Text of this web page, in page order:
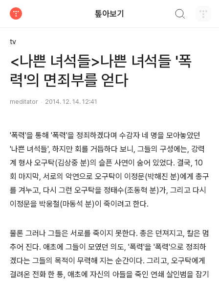
톺아보기
tv
<나쁜 녀석들>나쁜 녀석들 '폭
력'의 면죄부를 얻다
meditator 2014. 12. 14. 12:41
'폭력'을 통해 '폭력'을 정죄하겠다며 수감자 네 명을 모아놓았던
'나쁜 녀석들', 하지만 회를 거듭하다 보니, 그들의 구성에는, 강력
계 형사 오구탁(김상중 분)의 슬픈 사연이 숨어 있었다. 결국, 10
회 마지막, 서로의 악연으로 오구탁이 이정문(박해진 분)에게 총구
를 겨누고, 다시 그런 오구탁을 정태수(조동혁 분)가, 그리고 다시
이정문을 박웅철(마동석 분)이 죽이려고 한다.
물론 그러나 그들은 서로를 죽이지 못한다. 총은 던져지고, 칼은 멈
추어 진다. 애초에 그들이 모였던 의도, '폭력'을 '폭력'으로 정죄하
겠다는 그들의 목적이 무력해 지는 순간이다. 그리고, 오구탁에게
걸려온 전화 한 통, 애초에 자신의 아들을 죽인 연쇄 살인범을 잡기